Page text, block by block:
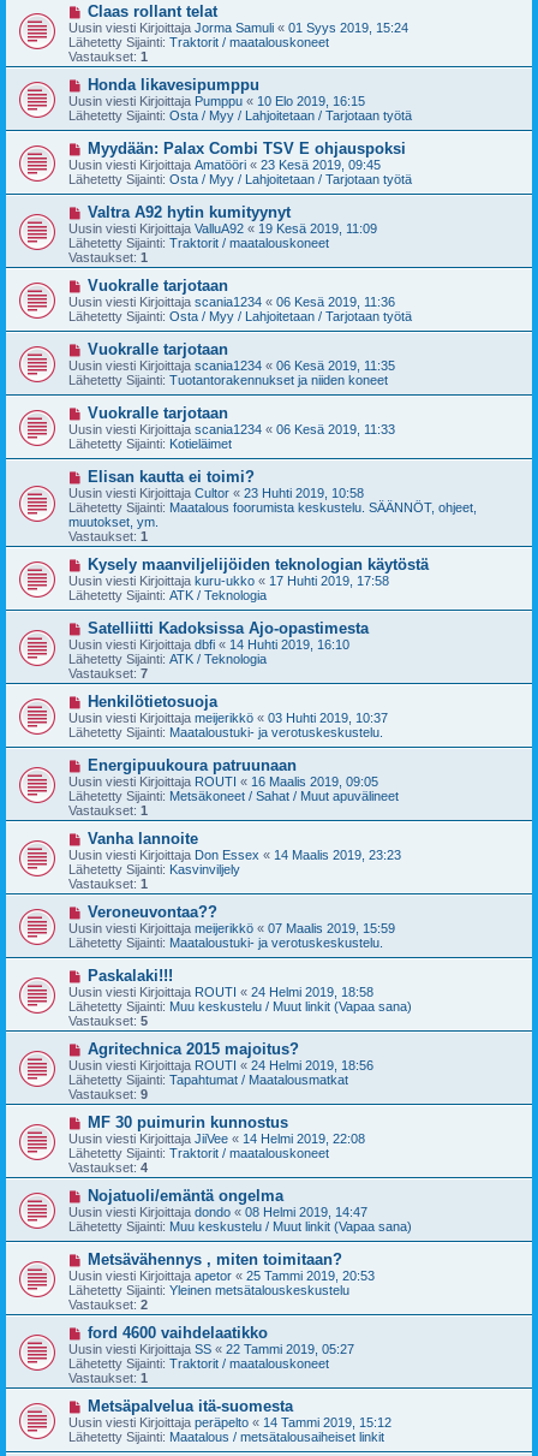
e
s
t
U
u
s
i
v
e
s
t
Claas rollant telat
Uusin viesti Kirjoittaja Jorma Samuli « 01 Syys 2019, 15:24
Lähetetty Sijainti: Traktorit / maatalouskoneet
Vastaukset: 1
U
u
s
i
v
e
s
t
Honda likavesipumppu
Uusin viesti Kirjoittaja Pumppu « 10 Elo 2019, 16:15
Lähetetty Sijainti: Osta / Myy / Lahjoitetaan / Tarjotaan työtä
U
u
s
i
v
e
s
t
Myydään: Palax Combi TSV E ohjauspoksi
Uusin viesti Kirjoittaja Amatööri « 23 Kesä 2019, 09:45
Lähetetty Sijainti: Osta / Myy / Lahjoitetaan / Tarjotaan työtä
U
u
s
i
v
s
t
Valtra A92 hytin kumityynyt
Uusin viesti Kirjoittaja ValluA92 « 19 Kesä 2019, 11:09
Lähetetty Sijainti: Traktorit / maatalouskoneet
Vastaukset: 1
U
u
s
i
v
e
s
t
Vuokralle tarjotaan
Uusin viesti Kirjoittaja scania1234 « 06 Kesä 2019, 11:36
Lähetetty Sijainti: Osta / Myy / Lahjoitetaan / Tarjotaan työtä
U
u
s
i
v
e
s
t
Vuokralle tarjotaan
Uusin viesti Kirjoittaja scania1234 « 06 Kesä 2019, 11:35
Lähetetty Sijainti: Tuotantorakennukset ja niiden koneet
U
u
s
i
v
e
s
t
i
Vuokralle tarjotaan
Uusin viesti Kirjoittaja scania1234 « 06 Kesä 2019, 11:33
Lähetetty Sijainti: Kotieläimet
U
u
s
i
v
i
e
s
t
i
Elisan kautta ei toimi?
Uusin viesti Kirjoittaja Cultor « 23 Huhti 2019, 10:58
Lähetetty Sijainti: Maatalous foorumista keskustelu. SÄÄNNÖT, ohjeet,
muutokset, ym.
Vastaukset: 1
U
u
s
i
v
e
s
t
Kysely maanviljelijöiden teknologian käytöstä
Uusin viesti Kirjoittaja kuru-ukko « 17 Huhti 2019, 17:58
Lähetetty Sijainti: ATK / Teknologia
U
u
s
i
v
e
s
t
Satelliitti Kadoksissa Ajo-opastimesta
Uusin viesti Kirjoittaja dbfi « 14 Huhti 2019, 16:10
Lähetetty Sijainti: ATK / Teknologia
Vastaukset: 7
U
u
s
i
v
e
s
t
Henkilötietosuoja
Uusin viesti Kirjoittaja meijerikkö « 03 Huhti 2019, 10:37
Lähetetty Sijainti: Maataloustuki- ja verotuskeskustelu.
U
u
s
i
v
s
t
i
Energipuukoura patruunaan
Uusin viesti Kirjoittaja ROUTI « 16 Maalis 2019, 09:05
Lähetetty Sijainti: Metsäkoneet / Sahat / Muut apuvälineet
Vastaukset: 1
U
u
s
i
v
s
t
Vanha lannoite
Uusin viesti Kirjoittaja Don Essex « 14 Maalis 2019, 23:23
Lähetetty Sijainti: Kasvinviljely
Vastaukset: 1
U
u
s
i
v
e
s
t
Veroneuvontaa??
Uusin viesti Kirjoittaja meijerikkö « 07 Maalis 2019, 15:59
Lähetetty Sijainti: Maataloustuki- ja verotuskeskustelu.
U
u
s
i
v
e
s
t
i
Paskalaki!!!
Uusin viesti Kirjoittaja ROUTI « 24 Helmi 2019, 18:58
Lähetetty Sijainti: Muu keskustelu / Muut linkit (Vapaa sana)
Vastaukset: 5
U
u
s
i
v
e
s
t
i
Agritechnica 2015 majoitus?
Uusin viesti Kirjoittaja ROUTI « 24 Helmi 2019, 18:56
Lähetetty Sijainti: Tapahtumat / Maatalousmatkat
Vastaukset: 9
U
u
s
i
v
e
s
t
MF 30 puimurin kunnostus
Uusin viesti Kirjoittaja JiiVee « 14 Helmi 2019, 22:08
Lähetetty Sijainti: Traktorit / maatalouskoneet
Vastaukset: 4
U
u
s
i
v
e
s
t
Nojatuoli/emäntä ongelma
Uusin viesti Kirjoittaja dondo « 08 Helmi 2019, 14:47
Lähetetty Sijainti: Muu keskustelu / Muut linkit (Vapaa sana)
U
u
s
i
v
e
s
t
i
Metsävähennys , miten toimitaan?
Uusin viesti Kirjoittaja apetor « 25 Tammi 2019, 20:53
Lähetetty Sijainti: Yleinen metsätalouskeskustelu
Vastaukset: 2
U
u
s
i
v
e
s
t
ford 4600 vaihdelaatikko
Uusin viesti Kirjoittaja SS « 22 Tammi 2019, 05:27
Lähetetty Sijainti: Traktorit / maatalouskoneet
Vastaukset: 1
U
u
s
i
Metsäpalvelua itä-suomesta
Uusin viesti Kirjoittaja peräpelto « 14 Tammi 2019, 15:12
Lähetetty Sijainti: Maatalous / metsätalousaiheiset linkit